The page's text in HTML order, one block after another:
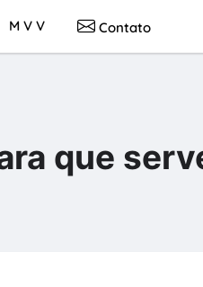
M V V Contato
que